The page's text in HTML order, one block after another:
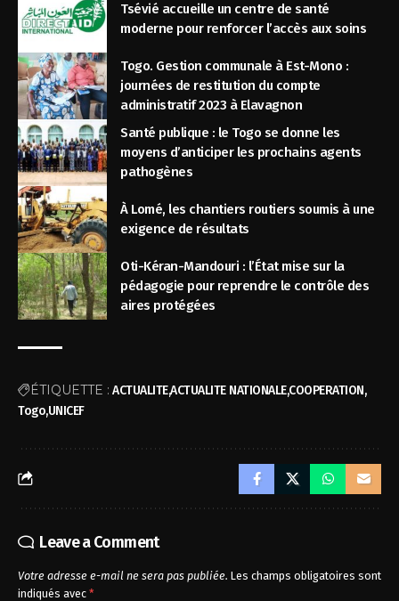
Tsévié accueille un centre de santé
moderne pour renforcer l’accès aux soins
Togo. Gestion communale à Est-Mono :
journées de restitution du compte
administratif 2023 à Elavagnon
Santé publique : le Togo se donne les
moyens d’anticiper les prochains agents
pathogènes
À Lomé, les chantiers routiers soumis à une
exigence de résultats
Oti-Kéran-Mandouri : l’État mise sur la
pédagogie pour reprendre le contrôle des
aires protégées
ÉTIQUETTE : ACTUALITEACTUALITE NATIONALECOOPERATION
TogoUNICEF
Leave a Comment
Votre adresse e-mail ne sera pas publiée. Les champs obligatoires sont
indiqués avec *